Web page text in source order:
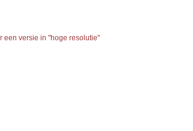
een versie in "hoge resolutie"